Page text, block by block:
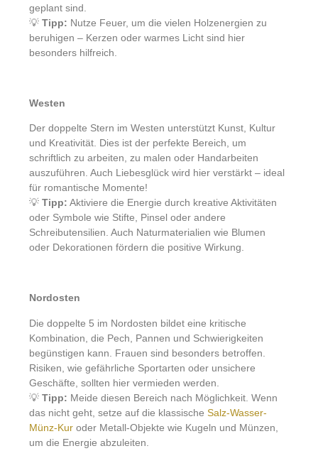
geplant sind.
💡Tipp: Nutze Feuer, um die vielen Holzenergien zu
beruhigen – Kerzen oder warmes Licht sind hier
besonders hilfreich.
Westen
Der doppelte Stern im Westen unterstützt Kunst, Kultur
und Kreativität. Dies ist der perfekte Bereich, um
schriftlich zu arbeiten, zu malen oder Handarbeiten
auszuführen. Auch Liebesglück wird hier verstärkt – ideal
für romantische Momente!
💡Tipp: Aktiviere die Energie durch kreative Aktivitäten
oder Symbole wie Stifte, Pinsel oder andere
Schreibutensilien. Auch Naturmaterialien wie Blumen
oder Dekorationen fördern die positive Wirkung.
Nordosten
Die doppelte 5 im Nordosten bildet eine kritische
Kombination, die Pech, Pannen und Schwierigkeiten
begünstigen kann. Frauen sind besonders betroffen.
Risiken, wie gefährliche Sportarten oder unsichere
Geschäfte, sollten hier vermieden werden.
💡Tipp: Meide diesen Bereich nach Möglichkeit. Wenn
das nicht geht, setze auf die klassischeSalz-Wasser-
Münz-Kur oder Metall-Objekte wie Kugeln und Münzen,
um die Energie abzuleiten.